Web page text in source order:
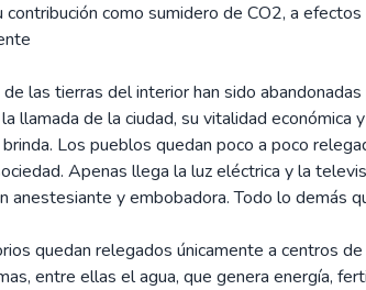
contribución como sumidero de CO2, a
las tierras del interior han sido
llamada de la ciudad, su vitalidad económica
Los pueblos quedan poco a poco
Apenas llega la luz eléctrica y la
anestesiante y embobadora. Todo lo demás
quedan relegados únicamente a centros
entre ellas el agua, que genera energía,